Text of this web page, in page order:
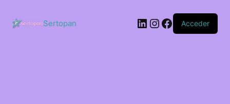
contenido
Sertopan LinkedIn
Instagram
Facebook
Acceder